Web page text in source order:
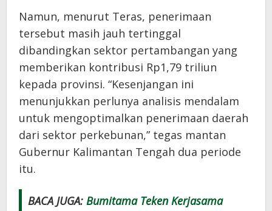
Namun, menurut Teras, penerimaan
tersebut masih jauh tertinggal
dibandingkan sektor pertambangan yang
memberikan kontribusi Rp1,79 triliun
kepada provinsi. “Kesenjangan ini
menunjukkan perlunya analisis mendalam
untuk mengoptimalkan penerimaan daerah
dari sektor perkebunan,” tegas mantan
Gubernur Kalimantan Tengah dua periode
itu.
BACA JUGA: Bumitama Teken Kerjasama